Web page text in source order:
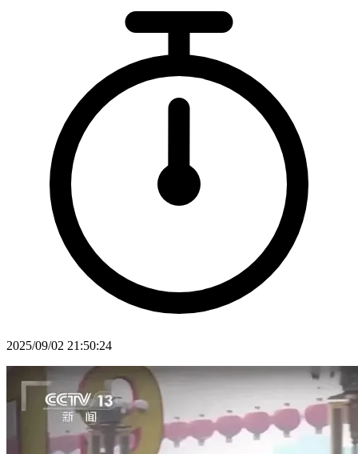
2025/09/02 21:50:24